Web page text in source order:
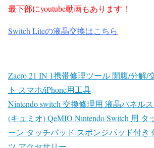
最下部にyoutube動画もあります！
Switch Liteの液晶交換はこちら
Zacro 21 IN 1携帯修理ツール 開腹/分解/
ト スマホ/iPhone用工具
Nintendo switch 交換修理用 液晶パネル
(キュミオ) QeMIO Nintendo Switch 用 タ
ーン タッチパッド スポンジパッド付き